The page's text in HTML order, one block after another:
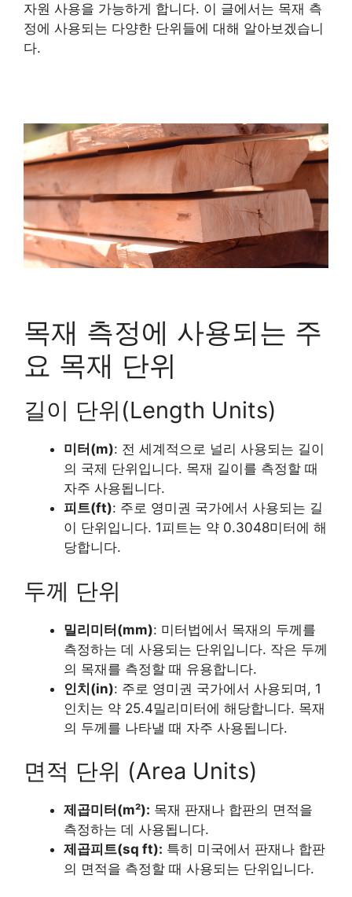
자원 사용을 가능하게 합니다. 이 글에서는 목재 측
정에 사용되는 다양한 단위들에 대해 알아보겠습니
다.
목재 측정에 사용되는 주
요 목재 단위
길이 단위(Length Units)
미터(m): 전 세계적으로 널리 사용되는 길이
의 국제 단위입니다. 목재 길이를 측정할 때
자주 사용됩니다.
피트(ft): 주로 영미권 국가에서 사용되는 길
이 단위입니다. 1피트는 약 0.3048미터에 해
당합니다.
두께 단위
밀리미터(mm): 미터법에서 목재의 두께를
측정하는 데 사용되는 단위입니다. 작은 두께
의 목재를 측정할 때 유용합니다.
인치(in): 주로 영미권 국가에서 사용되며, 1
인치는 약 25.4밀리미터에 해당합니다. 목재
의 두께를 나타낼 때 자주 사용됩니다.
면적 단위 (Area Units)
제곱미터(m²): 목재 판재나 합판의 면적을
측정하는 데 사용됩니다.
제곱피트(sq ft): 특히 미국에서 판재나 합판
의 면적을 측정할 때 사용되는 단위입니다.